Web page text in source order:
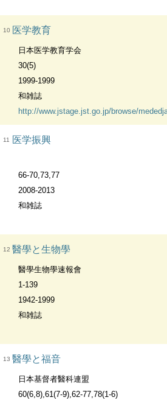
10 医学教育
日本医学教育学会
30(5)
1999-1999
和雑誌
http://www.jstage.jst.go.jp/browse/
11 医学振興
66-70,73,77
2008-2013
和雑誌
12 醫學と生物學
醫學生物學速報會
1-139
1942-1999
和雑誌
13 醫學と福音
日本基督者醫科連盟
60(6,8),61(7-9),62-77,78(1-6)